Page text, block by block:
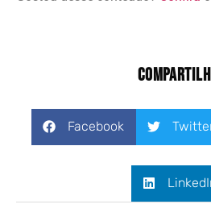
Facebook